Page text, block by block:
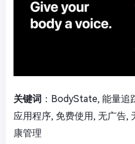
关键词 ：BodyState, 能量
应用程序, 免费使用, 无广告,
康管理